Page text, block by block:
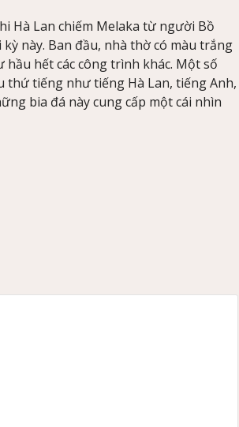
Hà Lan chiếm Melaka từ người Bồ
này. Ban đầu, nhà thờ có màu trắng
hết các công trình khác. Một số
thứ tiếng như tiếng Hà Lan, tiếng Anh,
bia đá này cung cấp một cái nhìn